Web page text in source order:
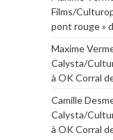
Films/
pont rouge »
Maxime
Calysta/
à OK Corral
Camille
Calysta/
à OK Corral